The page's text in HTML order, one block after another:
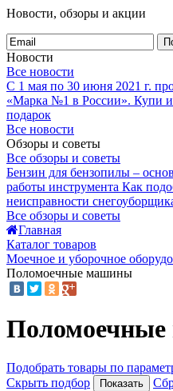
Новости, обзоры и акции
Новости
Все новости
С 1 мая по 30 июня 2021 г.
«Марка №1 в России». Купи
подарок
Все новости
Обзоры и советы
Все обзоры и советы
Бензин для бензопилы –
работы инструмента Как
неисправности
Все обзоры и советы
Главная
Каталог товаров
Моечное и уборочное
Поломоечные машины
Подобрать товары по
Скрыть подбор
Показать